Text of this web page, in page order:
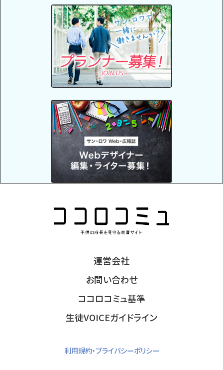
運営会社
お問い合わせ
ココロコミュ基準
生徒VOICEガイドライン
利用規約・プライバシーポリシー